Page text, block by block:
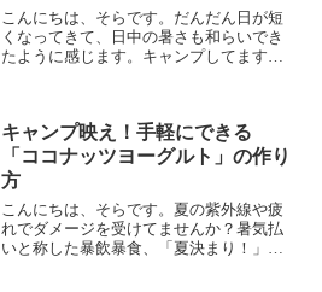
こんにちは、そらです。だんだん日が短
くなってきて、日中の暑さも和らいでき
たように感じます。キャンプしてますか
すすめのメニューについて...
キャンプ映え！手軽にできる
「ココナッツヨーグルト」の作り
方
こんにちは、そらです。夏の紫外線や疲
れでダメージを受けてませんか？暑気払
いと称した暴飲暴食、「夏決まり！」な